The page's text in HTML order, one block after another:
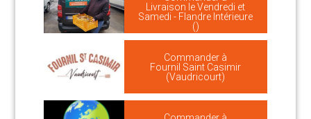
Livraison le Vendredi et
Samedi - Flandre Intérieure
()
Commander à
Fournil Saint Casimir
(Vaudricourt)